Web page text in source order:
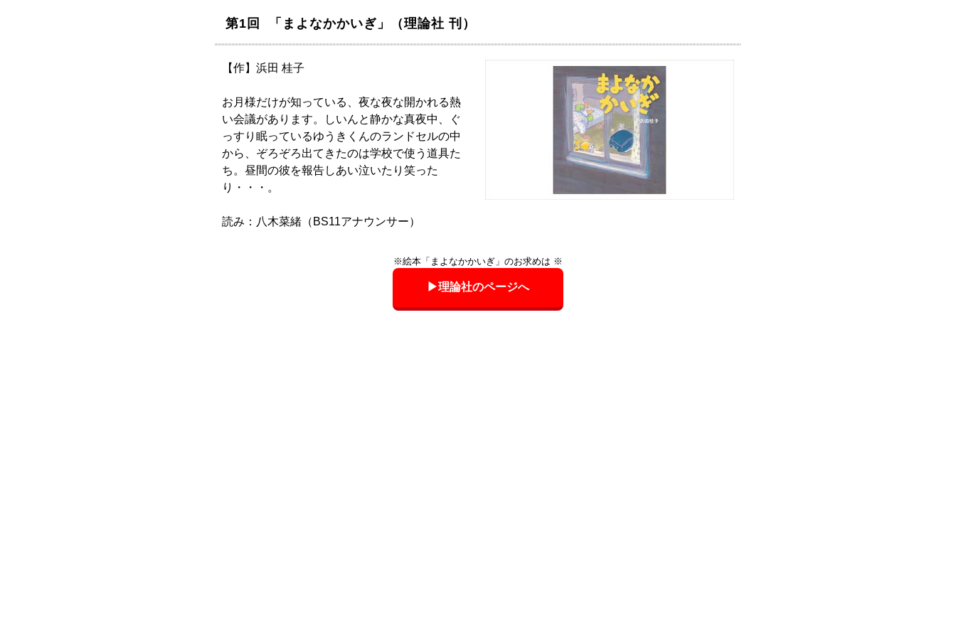
第1回 「まよなかかいぎ」（理論社 刊）
【作】浜田 桂子
お月様だけが知っている、夜な夜な開かれる熱
い会議があります。しいんと静かな真夜中、ぐ
っすり眠っているゆうきくんのランドセルの中
から、ぞろぞろ出てきたのは学校で使う道具た
ち。昼間の彼を報告しあい泣いたり笑った
り・・・。
読み：八木菜緒（BS11アナウンサー）
※絵本「まよなかかいぎ」のお求めは ※
▶理論社のページへ